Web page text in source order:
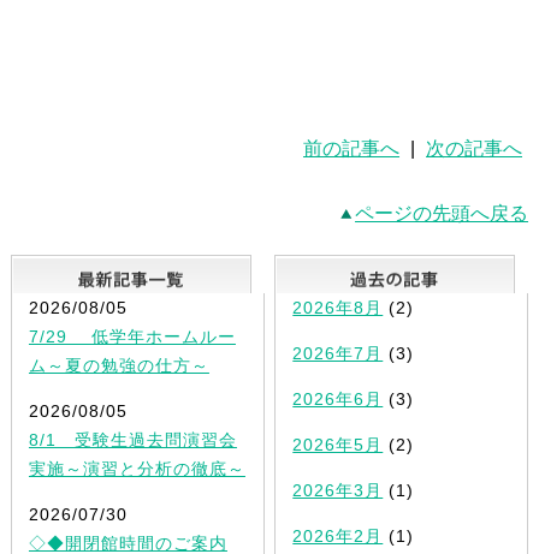
前の記事へ 次の記事へ
ページの先頭へ戻る
最新記事一覧
2026/08/05
7/29 低学年ホームルー
ム～夏の勉強の仕方～
2026/08/05
8/1 受験生過去問演習会
実施～演習と分析の徹底～
2026/07/30
◇◆開閉館時間のご案内
2026年8月 (2)
2026年7月 (3)
2026年6月 (3)
2026年5月 (2)
2026年3月 (1)
2026年2月 (1)